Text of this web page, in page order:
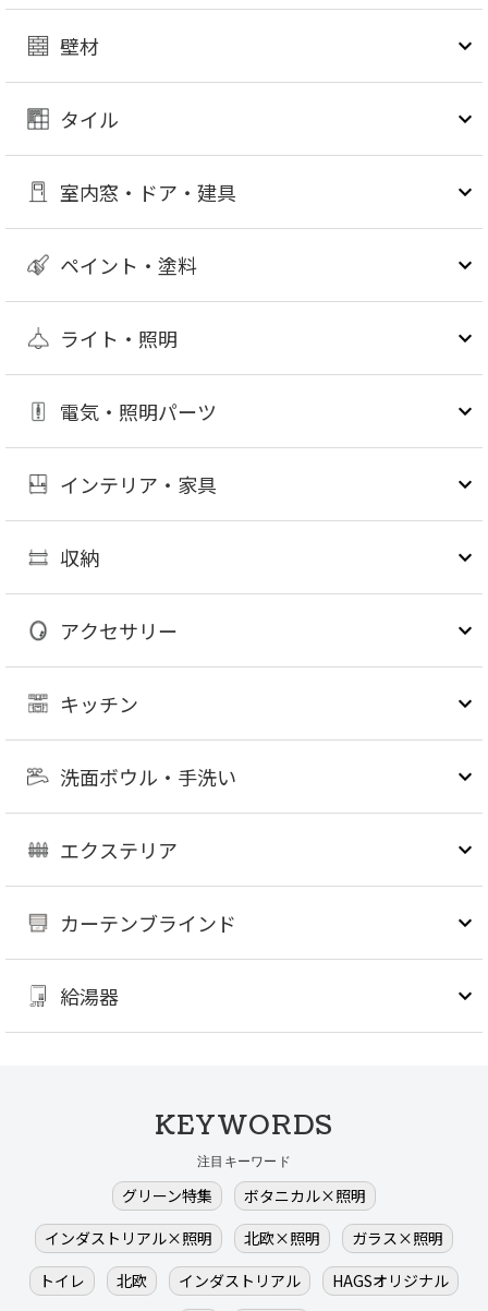
壁材
タイル
室内窓・ドア・建具
ペイント・塗料
ライト・照明
電気・照明パーツ
インテリア・家具
収納
アクセサリー
キッチン
洗面ボウル・手洗い
エクステリア
カーテンブラインド
給湯器
KEYWORDS
注目キーワード
グリーン特集
ボタニカル×照明
インダストリアル×照明
北欧×照明
ガラス×照明
トイレ
北欧 インダストリアル
HAGSオリジナル